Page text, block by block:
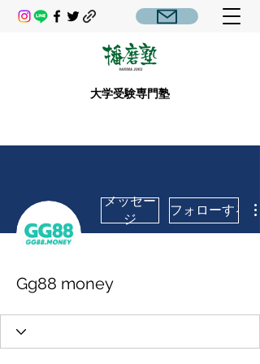
大学受験専門塾
メッセー
ジ
フォローする
Gg88 money